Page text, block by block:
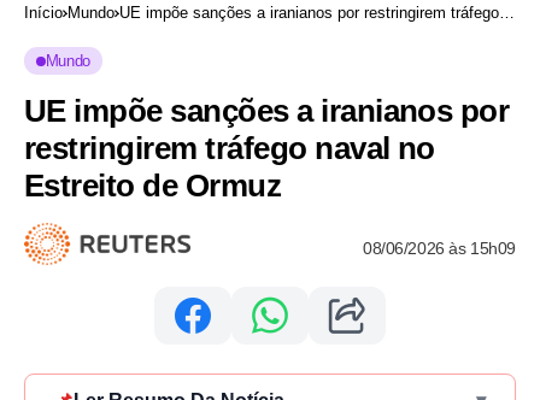
Início Mundo UE impõe sanções a iranianos por restringirem tráfego
Mundo
UE impõe sanções a iranianos por
restringirem tráfego naval no
Estreito de Ormuz
08/06/2026 às 15h09